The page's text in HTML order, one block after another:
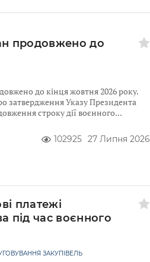
продовжено до
до кінця жовтня 2026 року.
затвердження Указу Президента
строку дії воєнного
102925 27 Липня 2026
платежі
під час воєнного
ЗАКУПІВЕЛЬ